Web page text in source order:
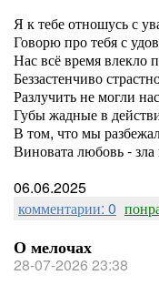
Я к тебе отношусь с
Говорю про тебя с
Нас всё время влекло
Беззастенчиво
Разлучить не могли
Губы жадные в
В том, что мы
Виновата любовь -
06.06.2025
комментарии: 0
О мелочах
28-07-2026 23:38